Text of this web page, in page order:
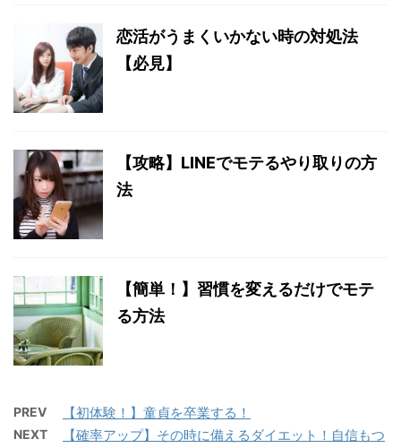
恋活がうまくいかない時の対処法
【必見】
【攻略】LINEでモテるやり取りの方
法
【簡単！】習慣を変えるだけでモテ
る方法
PREV 【初体験！】童貞を卒業する！
NEXT
【確率アップ】その時に備えるダイエット！自信もつ